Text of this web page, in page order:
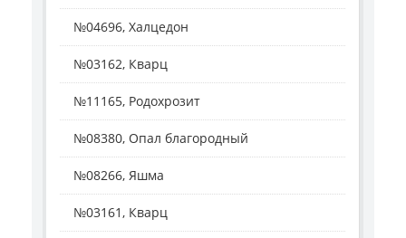
№04696, Халцедон
№03162, Кварц
№11165, Родохрозит
№08380, Опал благородный
№08266, Яшма
№03161, Кварц